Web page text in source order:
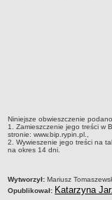
Ogłoszenia o
Lista kandydatów
wolne stanowiska
Petycje
Niniejsze obwieszczenie
1. Zamieszczenie jego treści w
stronie: www.bip.rypin.pl.,
2. Wywieszenie jego treści na
na okres 14 dni.
metryczka
Wytworzył: Mariusz
Opublikował: Katarzyna